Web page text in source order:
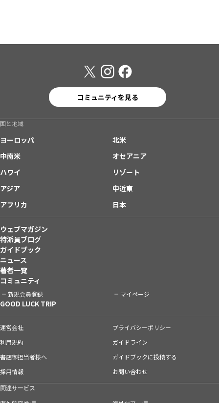
コミュニティを見る
国と地域
ヨーロッパ
北米
中南米
オセアニア
ハワイ
リゾート
アジア
中近東
アフリカ
日本
ウェブマガジン
特派員ブログ
ガイドブック
ニュース
著者一覧
コミュニティ
新規会員登録 マイページ
GOOD LUCK TRIP
運営会社
プライバシーポリシー
利用規約
ガイドライン
書店御担当者様へ
ガイドブックに投稿する
採用情報
お問い合わせ
関連サービス